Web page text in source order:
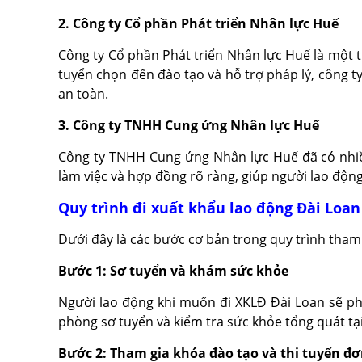
2. Công ty Cổ phần Phát triển Nhân lực Huế
Công ty Cổ phần Phát triển Nhân lực Huế là
tuyển chọn đến đào tạo và hỗ trợ pháp lý, công
an toàn.
3. Công ty TNHH Cung ứng Nhân lực Huế
Công ty TNHH Cung ứng Nhân lực Huế đã có
làm việc và hợp đồng rõ ràng, giúp người lao
Quy trình đi xuất khẩu lao động Đài
Dưới đây là các bước cơ bản trong quy trình
Bước 1: Sơ tuyển và khám sức khỏe
Người lao động khi muốn đi XKLĐ Đài Loan sẽ
phòng sơ tuyển và kiểm tra sức khỏe tổng quát
Bước 2: Tham gia khóa đào tạo và thi tuyển